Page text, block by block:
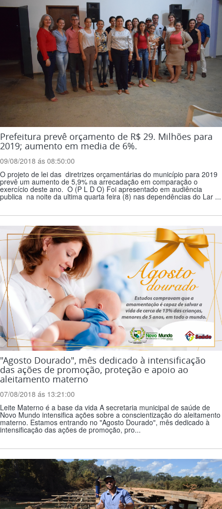
Prefeitura prevê orçamento de R$ 29. Milhões para
2019; aumento em media de 6%.
09/08/2018 ás 08:50:00
O projeto de lei das diretrizes orçamentárias do município para 2019
prevê um aumento de 5,9% na arrecadação em comparação o
exercício deste ano. O (P L D O) Foi apresentado em audiência
publica na noite da ultima quarta feira (8) nas dependências do Lar ...
"Agosto Dourado", mês dedicado à intensificação
das ações de promoção, proteção e apoio ao
aleitamento materno
07/08/2018 ás 13:21:00
Leite Materno é a base da vida A secretaria municipal de saúde de
Novo Mundo intensifica ações sobre a conscientização do aleitamento
materno. Estamos entrando no "Agosto Dourado", mês dedicado à
intensificação das ações de promoção, pro...